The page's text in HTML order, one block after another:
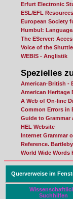
Erfurt Electronic
ESL/EFL Resources
European Society
Humbul:
The EServer:
Voice of the
WEBIS - Anglistik
Spezielles
American·British -
American Heritage
A Web of On-line
Common Errors in
Guide to Grammar
HEL Website
Internet Grammar
Reference.
World Wide Words
Querverweise im
Suchhilfen